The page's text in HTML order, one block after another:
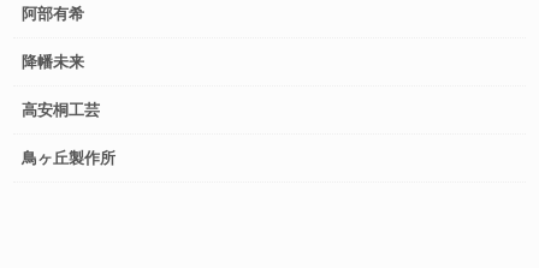
阿部有希
降幡未来
高安桐工芸
鳥ヶ丘製作所